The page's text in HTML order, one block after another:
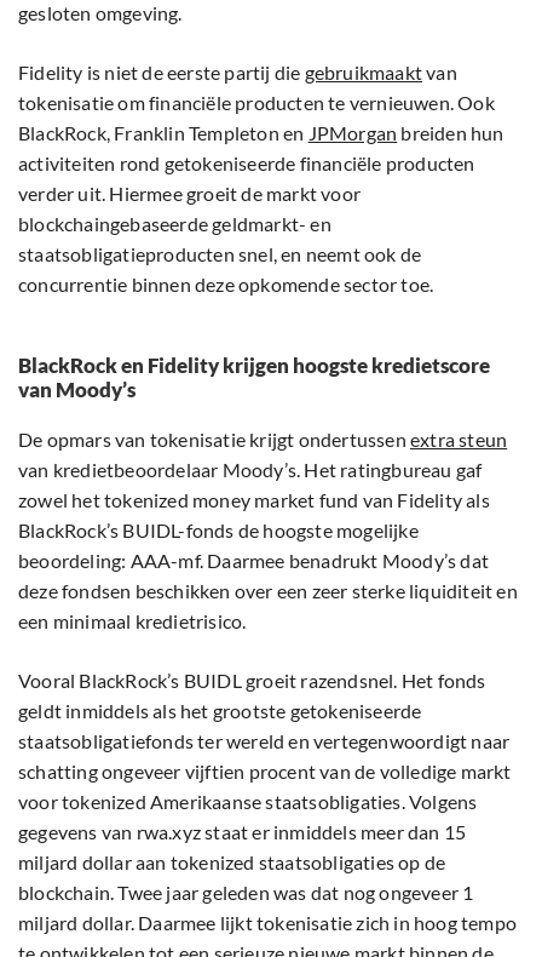
gesloten omgeving.
Fidelity is niet de eerste partij die gebruikmaaktvan
tokenisatie om financiële producten te vernieuwen. Ook
BlackRock, Franklin Templeton en JPMorgan breiden hun
activiteiten rond getokeniseerde financiële producten
verder uit. Hiermee groeit de markt voor
blockchaingebaseerde geldmarkt- en
staatsobligatieproducten snel, en neemt ook de
concurrentie binnen deze opkomende sector toe.
BlackRock en Fidelity krijgen hoogste kredietscore
van Moody’s
De opmars van tokenisatie krijgt ondertussenextra steun
van kredietbeoordelaar Moody’s. Het ratingbureau gaf
zowel het tokenized money market fund van Fidelity als
BlackRock’s BUIDL-fonds de hoogste mogelijke
beoordeling: AAA-mf. Daarmee benadrukt Moody’s dat
deze fondsen beschikken over een zeer sterke liquiditeit en
een minimaal kredietrisico.
Vooral BlackRock’s BUIDL groeit razendsnel. Het fonds
geldt inmiddels als het grootste getokeniseerde
staatsobligatiefonds ter wereld en vertegenwoordigt naar
schatting ongeveer vijftien procent van de volledige markt
voor tokenized Amerikaanse staatsobligaties. Volgens
gegevens van rwa.xyz staat er inmiddels meer dan 15
miljard dollar aan tokenized staatsobligaties op de
blockchain. Twee jaar geleden was dat nog ongeveer 1
miljard dollar. Daarmee lijkt tokenisatie zich in hoog tempo